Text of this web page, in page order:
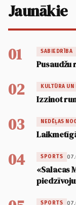
Jaunākie
01 SABIEDRĪBA
Pusaudžu
02 KULTŪRA
Izzinot
03 NEDĒĻAS
04 SPORTS
«Salacas
SPORTS